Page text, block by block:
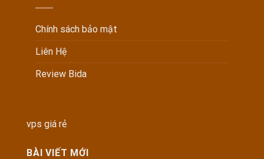
Chính sách bảo mật
Liên Hệ
Review Bida
vps giá rẻ
BÀI VIẾT MỚI